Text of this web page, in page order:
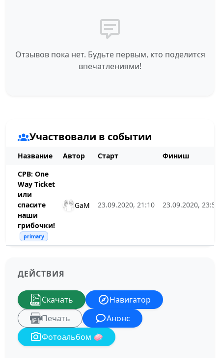
Отзывов пока нет. Будьте первым, кто поделится
впечатлениями!
Участвовали в событии
Название Автор Старт
Финиш
СРВ: One
Way Ticket
или
спасите
наши
грибочки!
primary
GaM 23.09.2020, 21:10 23.09.2020, 23:51
ДЕЙСТВИЯ
Скачать
Навигатор
Печать
Анонс
Фотоальбом 🧼